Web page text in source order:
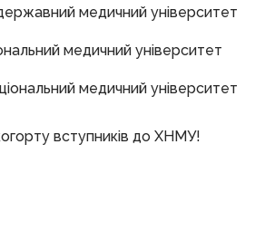
медичний університет
медичний університет
медичний університет
вступників до ХНМУ!